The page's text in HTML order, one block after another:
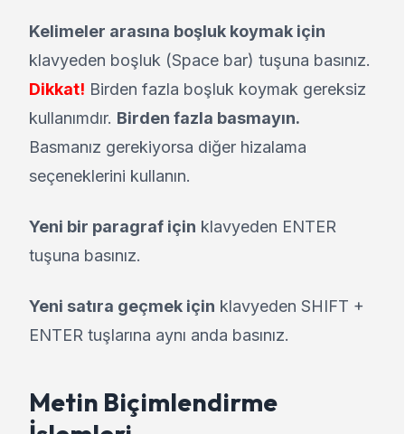
Kelimeler arasına boşluk koymak için
klavyeden boşluk (Space bar) tuşuna basınız.
Dikkat! Birden fazla boşluk koymak gereksiz
kullanımdır. Birden fazla basmayın.
Basmanız gerekiyorsa diğer hizalama
seçeneklerini kullanın.
Yeni bir paragraf için klavyeden ENTER
tuşuna basınız.
Yeni satıra geçmek için klavyeden SHIFT +
ENTER tuşlarına aynı anda basınız.
Metin Biçimlendirme